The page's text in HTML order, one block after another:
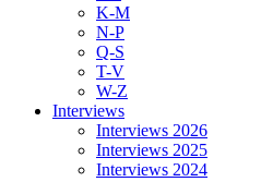
K-M
N-P
Q-S
T-V
W-Z
Interviews
Interviews 2026
Interviews 2025
Interviews 2024